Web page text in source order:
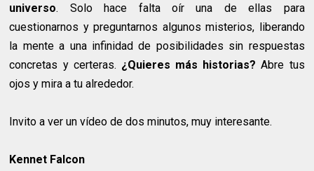
universo. Solo hace falta oír una de ellas para
cuestionarnos y preguntarnos algunos misterios, liberando
la mente a una infinidad de posibilidades sin respuestas
concretas y certeras. ¿Quieres más historias?Abre tus
ojos y mira a tu alrededor.
Invito a ver un vídeo de dos minutos, muy interesante.
Kennet Falcon